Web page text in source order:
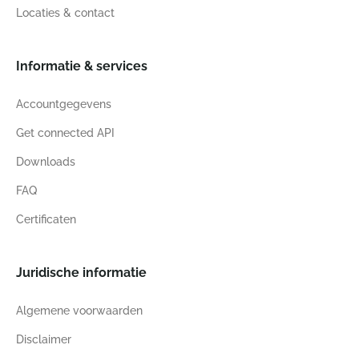
Locaties & contact
Informatie & services
Accountgegevens
Get connected API
Downloads
FAQ
Certificaten
Juridische informatie
Algemene voorwaarden
Disclaimer